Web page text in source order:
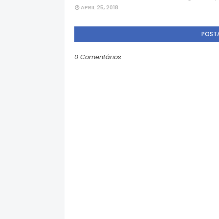
APRIL 25, 2018
0 Comentários